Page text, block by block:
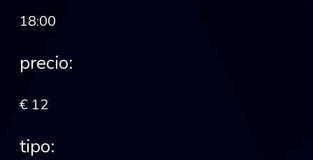
18:00
precio:
€ 12
tipo: